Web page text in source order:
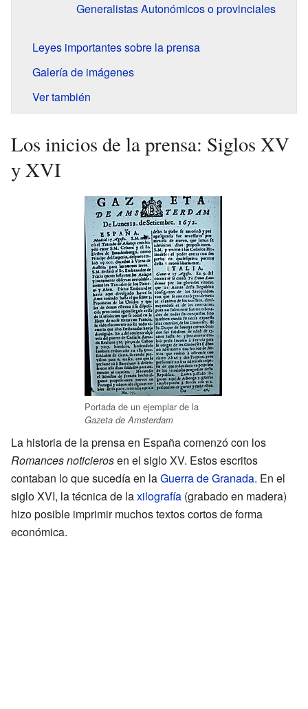
Generalistas Autonómicos o provinciales
Leyes importantes sobre la prensa
Galería de imágenes
Ver también
Los inicios de la prensa: Siglos XV
y XVI
Portada de un ejemplar de la
Gazeta de Amsterdam
La historia de la prensa en España comenzó con los
Romances noticierosen el siglo XV. Estos escritos
contaban lo que sucedía en laGuerra de Granada. En el
siglo XVI, la técnica de laxilografía (grabado en madera)
hizo posible imprimir muchos textos cortos de forma
económica.